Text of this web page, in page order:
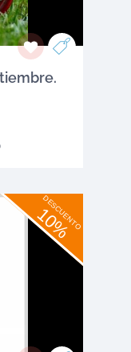
DESCUENTO
10%